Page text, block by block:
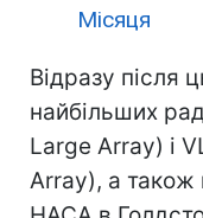
Місяця
Відразу після
найбільших
Large Array) і
Array), а також